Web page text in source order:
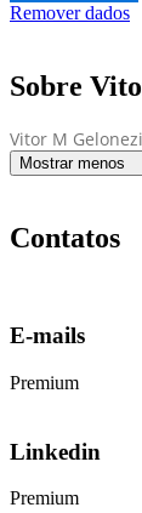
Remover dados
Sobre
Vitor M
Mostrar menos
Contatos
E-mails
Premium
Linkedin
Premium